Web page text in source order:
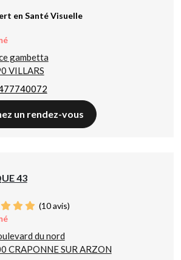
en Santé Visuelle
gambetta
VILLARS
un rendez-vous
43
(10avis)
du nord
CRAPONNE SUR ARZON